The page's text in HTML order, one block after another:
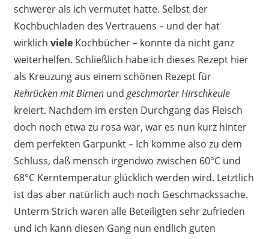
schwerer als ich vermutet hatte. Selbst der
Kochbuchladen des Vertrauens – und der hat
wirklich vieleKochbücher – konnte da nicht ganz
weiterhelfen. Schließlich habe ich dieses Rezept hier
als Kreuzung aus einem schönen Rezept für
Rehrücken mit Birnenund geschmorter Hirschkeule
kreiert. Nachdem im ersten Durchgang das Fleisch
doch noch etwa zu rosa war, war es nun kurz hinter
dem perfekten Garpunkt – Ich komme also zu dem
Schluss, daß mensch irgendwo zwischen 60°C und
68°C Kerntemperatur glücklich werden wird. Letztlich
ist das aber natürlich auch noch Geschmackssache.
Unterm Strich waren alle Beteiligten sehr zufrieden
und ich kann diesen Gang nun endlich guten